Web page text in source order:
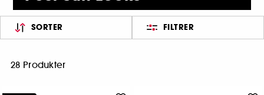
SORTER FILTRER
28 Produkter